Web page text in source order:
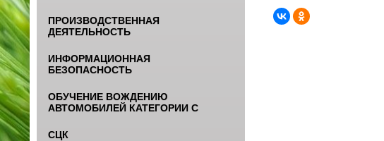
ПРОИЗВОДСТВЕННАЯ
ДЕЯТЕЛЬНОСТЬ
ИНФОРМАЦИОННАЯ
БЕЗОПАСНОСТЬ
ОБУЧЕНИЕ ВОЖДЕНИЮ
АВТОМОБИЛЕЙ КАТЕГОРИИ С
СЦК